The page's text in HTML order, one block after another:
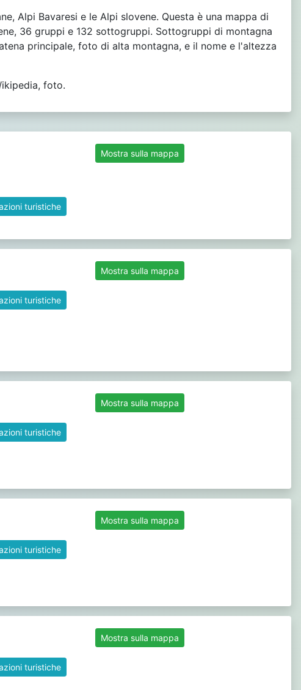
Alpi Bavaresi e le Alpi slovene. Questa è una mappa di
36 gruppi e 132 sottogruppi. Sottogruppi di montagna
principale, foto di alta montagna, e il nome e l'altezza
foto.
turistiche
Mostra sulla mappa
turistiche
Mostra sulla mappa
turistiche
Mostra sulla mappa
turistiche
Mostra sulla mappa
turistiche
Mostra sulla mappa